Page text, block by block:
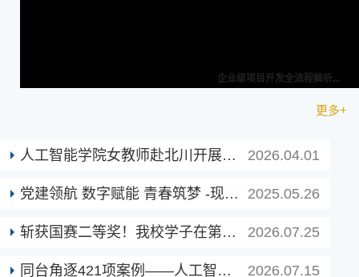
企业级项目开发全流程解析...
更多+
2026.04.01
2025.05.26
2026.07.25
2026.07.15